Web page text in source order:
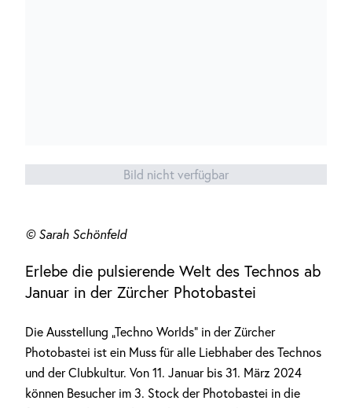
Bild nicht verfügbar
© Sarah Schönfeld
Erlebe die pulsierende Welt des Technos ab
Januar in der Zürcher Photobastei
Die Ausstellung „Techno Worlds“ in der Zürcher
Photobastei ist ein Muss für alle Liebhaber des Technos
und der Clubkultur. Von 11. Januar bis 31. März 2024
können Besucher im 3. Stock der Photobastei in die